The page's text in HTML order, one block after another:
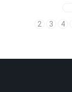
2
3 4